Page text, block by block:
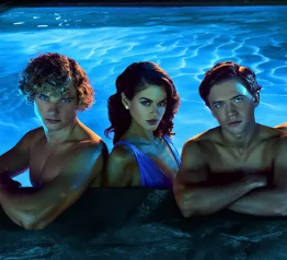
moment van verwondering.